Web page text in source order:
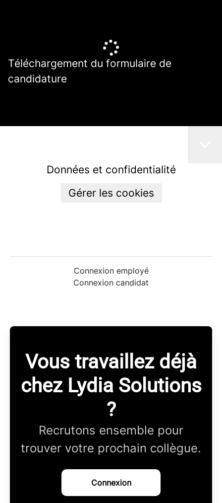
Téléchargement du formulaire de
candidature
Données et confidentialité
Gérer les cookies
Connexion employé
Connexion candidat
Vous travaillez déjà
chez Lydia Solutions
?
Recrutons ensemble pour
trouver votre prochain collègue.
Connexion